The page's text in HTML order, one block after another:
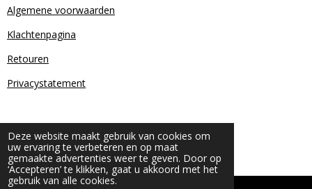
Deze website maakt gebruik van cookies om
uw ervaring te verbeteren en op maat
gemaakte advertenties weer te geven. Door op
‘Accepteren’ te klikken, gaat u akkoord met het
gebruik van alle cookies.
Algemene voorwaarden
Klachtenpagina
Retouren
Privacystatement
© 2024 - 2026 Beauty & More by Robyn